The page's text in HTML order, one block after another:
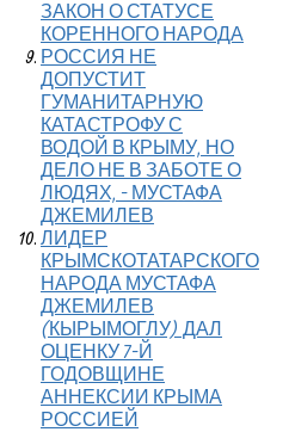
ЗАКОН О СТАТУСЕ
КОРЕННОГО НАРОДА
РОССИЯ НЕ
ДОПУСТИТ
ГУМАНИТАРНУЮ
КАТАСТРОФУ С
ВОДОЙ В КРЫМУ, НО
ДЕЛО НЕ В ЗАБОТЕ О
ЛЮДЯХ, - МУСТАФА
ДЖЕМИЛЕВ
ЛИДЕР
КРЫМСКОТАТАРСКОГО
НАРОДА МУСТАФА
ДЖЕМИЛЕВ
(КЫРЫМОГЛУ) ДАЛ
ОЦЕНКУ 7-Й
ГОДОВЩИНЕ
АННЕКСИИ КРЫМА
РОССИЕЙ